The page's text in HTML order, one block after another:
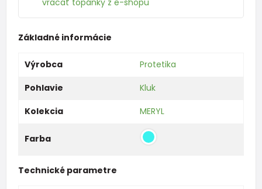
Základné informácie
Výrobca
Protetika
Pohlavie
Kluk
Kolekcia
MERYL
Farba
Technické parametre